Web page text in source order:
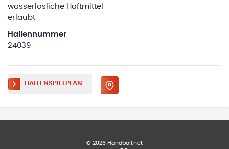
wasserlösliche Haftmittel
erlaubt
Hallennummer
24039
HALLENSPIELPLAN
© 2026 Handball.net